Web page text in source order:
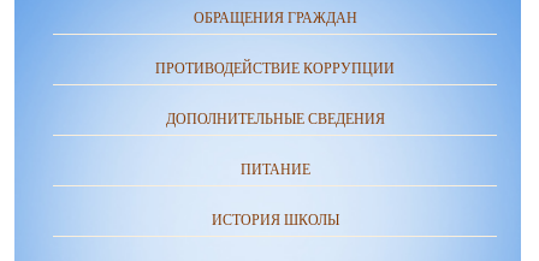
ОБРАЩЕНИЯ ГРАЖДАН
ПРОТИВОДЕЙСТВИЕ КОРРУПЦИИ
ДОПОЛНИТЕЛЬНЫЕ СВЕДЕНИЯ
ПИТАНИЕ
ИСТОРИЯ ШКОЛЫ